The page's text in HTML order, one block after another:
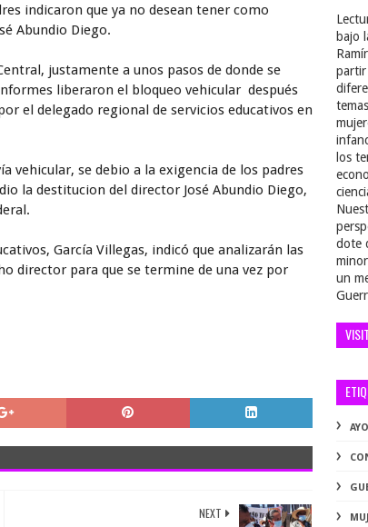
indicaron que ya no desean tener como
Abundio Diego.
justamente a unos pasos de donde se
liberaron el bloqueo vehicular después
el delegado regional de servicios educativos en
vehicular, se debio a la exigencia de los padres
la destitucion del director José Abundio Diego,
García Villegas, indicó que analizarán las
director para que se termine de una vez por
NEXT
bajo
partir
los
dote
un